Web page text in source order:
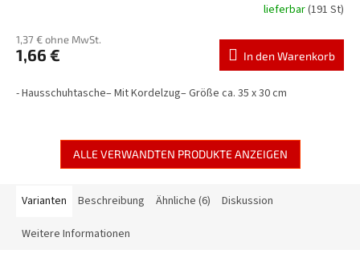
lieferbar(191 St)
1,37 € ohne MwSt.
1,66 € In den Warenkorb
- Hausschuhtasche– Mit Kordelzug– Größe ca. 35 x 30 cm
ALLE VERWANDTEN PRODUKTE ANZEIGEN
Varianten Beschreibung Ähnliche (6) Diskussion
Weitere Informationen